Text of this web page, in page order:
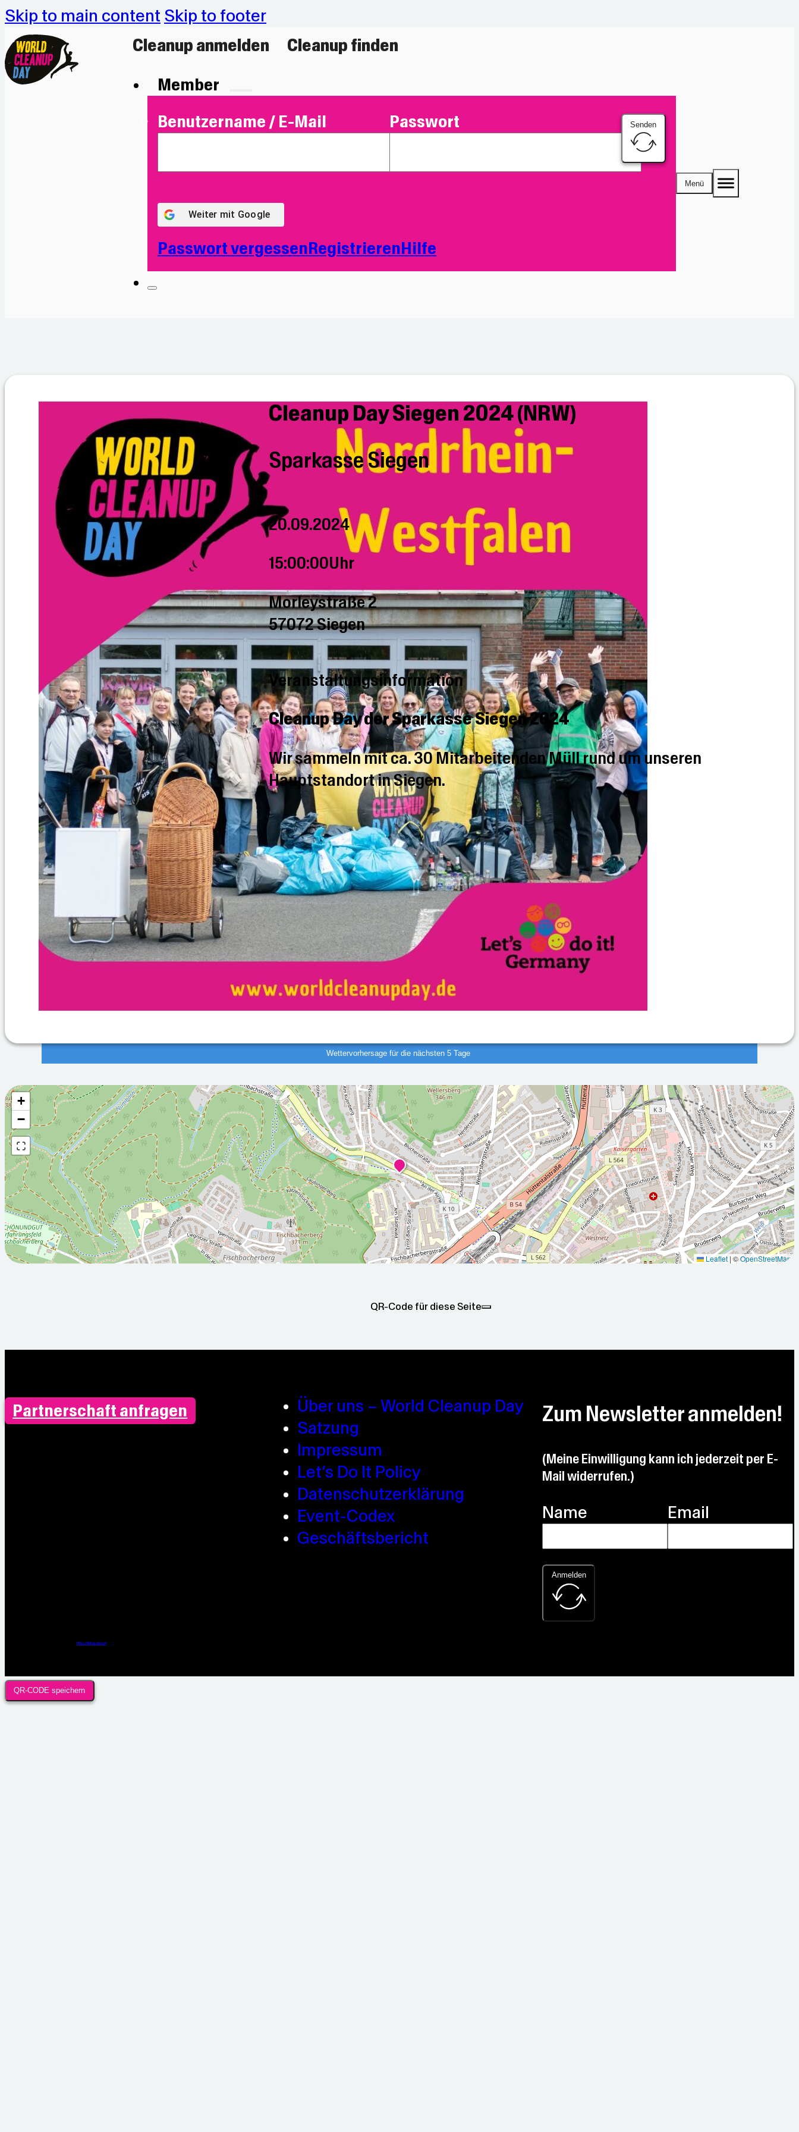
Skip to main content Skip to footer
Cleanup anmelden
Cleanup finden
Member
Benutzername / E-Mail Passwort Senden
Weiter mit Google
Passwort vergessen Registrieren Hilfe
Menü
Cleanup Day Siegen 2024 (NRW)
Sparkasse Siegen
20.09.2024
15:00:00Uhr
Morleystraße 2
57072 Siegen
Veranstaltungsinformation
Cleanup Day der Sparkasse Siegen 2024
Wir sammeln mit ca. 30 Mitarbeitenden Müll rund um unseren
Hauptstandort in Siegen.
Wettervorhersage für die nächsten 5 Tage
2026-08-
07T05:00:00Z
Sonnig
2026-08-
08T05:00:00Z
Sonnig
2026-08-
09T05:00:00Z
Meist bewölkt
2026-08-
10T05:00:00Z
Sonnig
2026-08-
11T05:00:00Z
Sonnig
Wettervorhersage für die nächsten 5 Tage
+
−
Leaflet | ©OpenStreetMap
QR-Code für diese Seite
Partnerschaft anfragen
Über uns – World Cleanup Day
Satzung
Impressum
Let’s Do It Policy
Datenschutzerklärung
Event-Codex
Geschäftsbericht
Zum Newsletter anmelden!
(Meine Einwilligung kann ich jederzeit per E-
Mail widerrufen.)
Name Email
Anmelden
https://linkup.design
QR-CODE speichern